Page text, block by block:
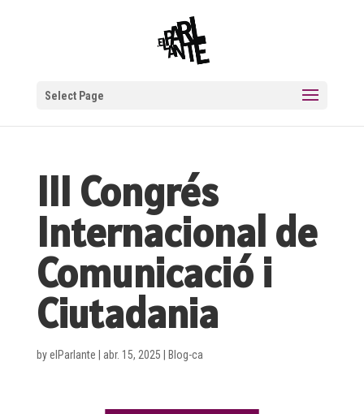
Select Page
III Congrés
Internacional de
Comunicació i
Ciutadania
byelParlante abr. 15, 2025 Blog-ca